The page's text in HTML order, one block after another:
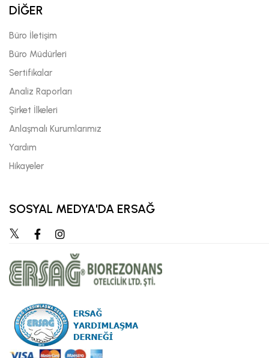
DİĞER
Büro İletişim
Büro Müdürleri
Sertifikalar
Analiz Raporları
Şirket İlkeleri
Anlaşmalı Kurumlarımız
Yardım
Hikayeler
SOSYAL MEDYA'DA ERSAĞ